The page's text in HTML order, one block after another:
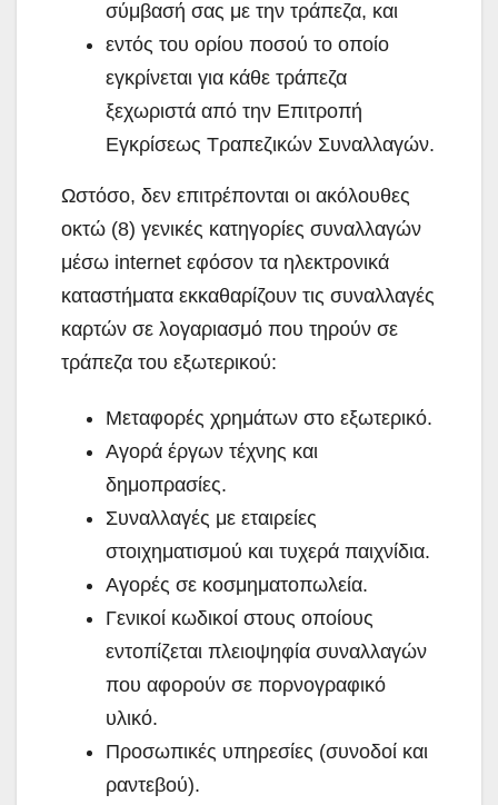
σύμβασή σας με την τράπεζα, και
εντός του ορίου ποσού το οποίο
εγκρίνεται για κάθε τράπεζα
ξεχωριστά από την Επιτροπή
Εγκρίσεως Τραπεζικών Συναλλαγών.
Ωστόσο, δεν επιτρέπονται οι ακόλουθες
οκτώ (8) γενικές κατηγορίες συναλλαγών
μέσω internet εφόσον τα ηλεκτρονικά
καταστήματα εκκαθαρίζουν τις συναλλαγές
καρτών σε λογαριασμό που τηρούν σε
τράπεζα του εξωτερικού:
Μεταφορές χρημάτων στο εξωτερικό.
Αγορά έργων τέχνης και
δημοπρασίες.
Συναλλαγές με εταιρείες
στοιχηματισμού και τυχερά παιχνίδια.
Αγορές σε κοσμηματοπωλεία.
Γενικοί κωδικοί στους οποίους
εντοπίζεται πλειοψηφία συναλλαγών
που αφορούν σε πορνογραφικό
υλικό.
Προσωπικές υπηρεσίες (συνοδοί και
ραντεβού).